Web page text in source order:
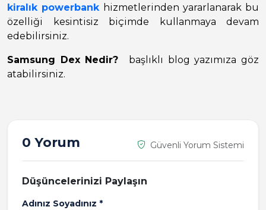
kiralık powerbank hizmetlerinden yararlanarak bu
özelliği kesintisiz biçimde kullanmaya devam
edebilirsiniz.
Samsung Dex Nedir? başlıklı blog yazımıza göz
atabilirsiniz.
0 Yorum Güvenli Yorum Sistemi
Düşüncelerinizi Paylaşın
Adınız Soyadınız *